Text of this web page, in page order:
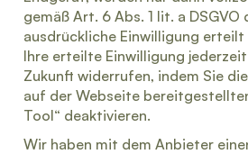
gemäß Art. 6 Abs. 1 lit. a DSGVO
ausdrückliche Einwilligung erteilt
Ihre erteilte Einwilligung
Zukunft widerrufen, indem Sie
auf der Webseite
Tool“ deaktivieren.
Wir haben mit dem Anbieter